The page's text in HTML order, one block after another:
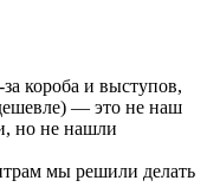
короба и выступов,
— это не наш
но не нашли
мы решили делать